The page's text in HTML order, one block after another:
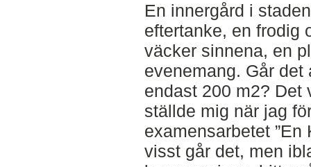
En innergård i
eftertanke, en frodig
väcker sinnena, en
evenemang. Går
endast 200 m2? Det
ställde mig när jag
examensarbetet ”En
visst går det, men